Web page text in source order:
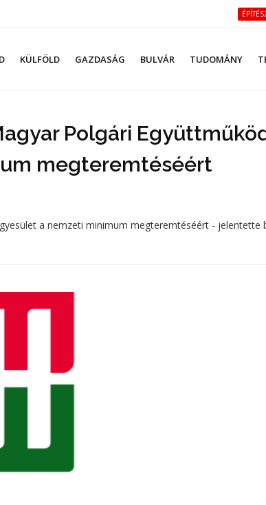
KÜLFÖLD GAZDASÁG BULVÁR TUDOMÁNY
Polgári
megteremtéséért
a nemzeti minimum megteremtéséért - jelentette